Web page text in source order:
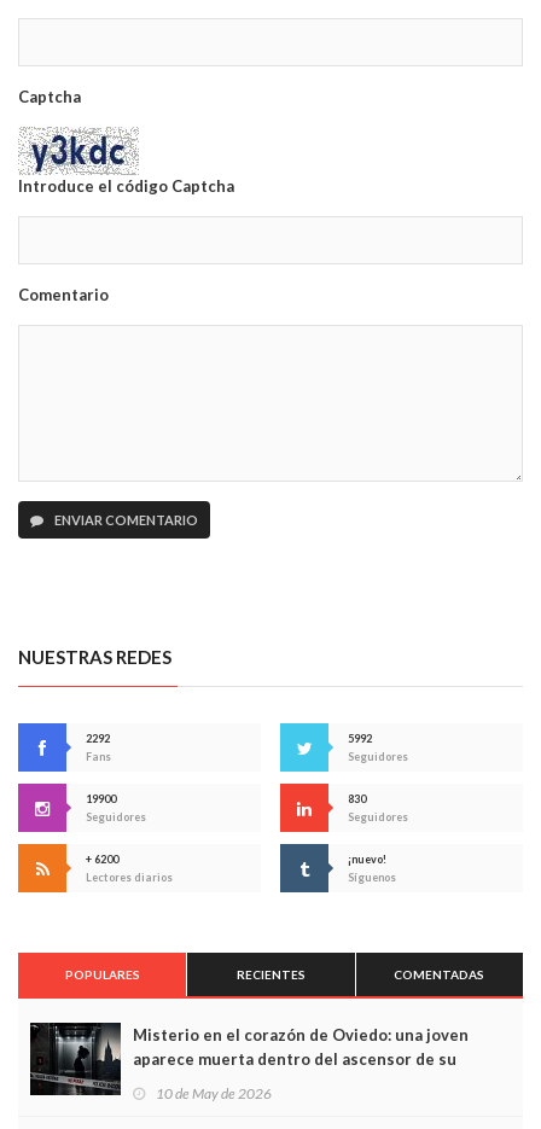
Captcha
Introduce el código Captcha
Comentario
ENVIAR COMENTARIO
NUESTRAS REDES
2292
Fans
5992
Seguidores
19900
Seguidores
830
Seguidores
+ 6200
Lectores diarios
¡nuevo!
Síguenos
POPULARES RECIENTES COMENTADAS
Misterio en el corazón de Oviedo: una joven
aparece muerta dentro del ascensor de su
edificio y las cámaras captan sus últimos minutos
10 de May de 2026